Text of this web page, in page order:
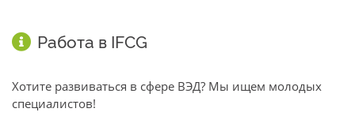
Работа в IFCG
Хотите развиваться в сфере ВЭД? Мы ищем молодых
специалистов!